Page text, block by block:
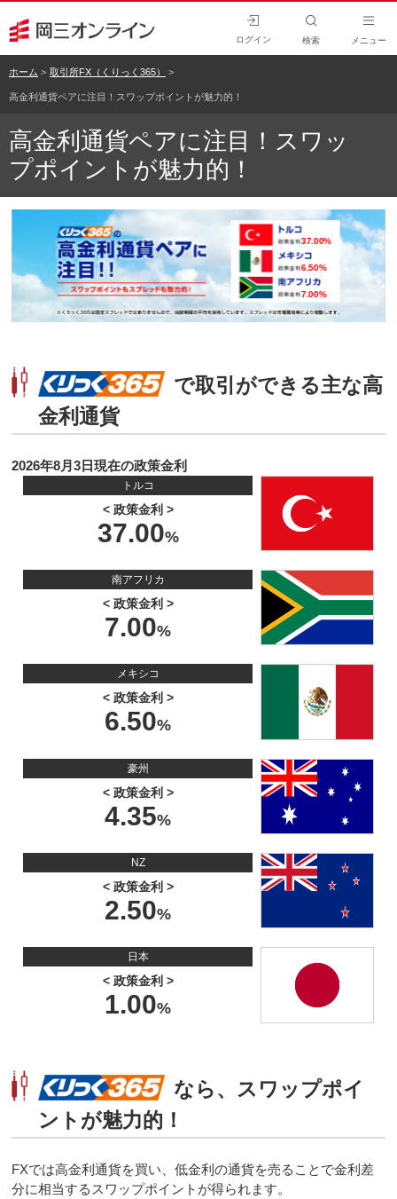
ログイン 検索 メニュー
ホーム 取引所FX（くりっく365）
高金利通貨ペアに注目！スワップポイントが魅力的！
高金利通貨ペアに注目！スワッ
プポイントが魅力的！
undefinedundefinedundefinedundefined
で取引ができる主な高
金利通貨
2026年8月3日現在の政策金利
トルコ
< 政策金利 >
37.00
南アフリカ
< 政策金利 >
7.00
メキシコ
< 政策金利 >
6.50
豪州
< 政策金利 >
4.35
NZ
< 政策金利 >
2.50
日本
< 政策金利 >
1.00
なら、スワップポイ
ントが魅力的！
FXでは高金利通貨を買い、低金利の通貨を売ることで金利差
分に相当するスワップポイントが得られます。